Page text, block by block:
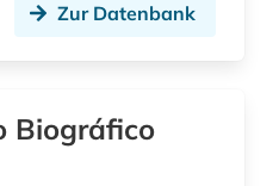
Zur Datenbank
Biográfico